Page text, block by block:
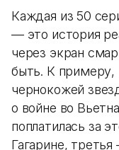
Каждая из 50
— это история
через экран
быть. К
чернокожей
о войне во
поплатилась за
Гагарине,